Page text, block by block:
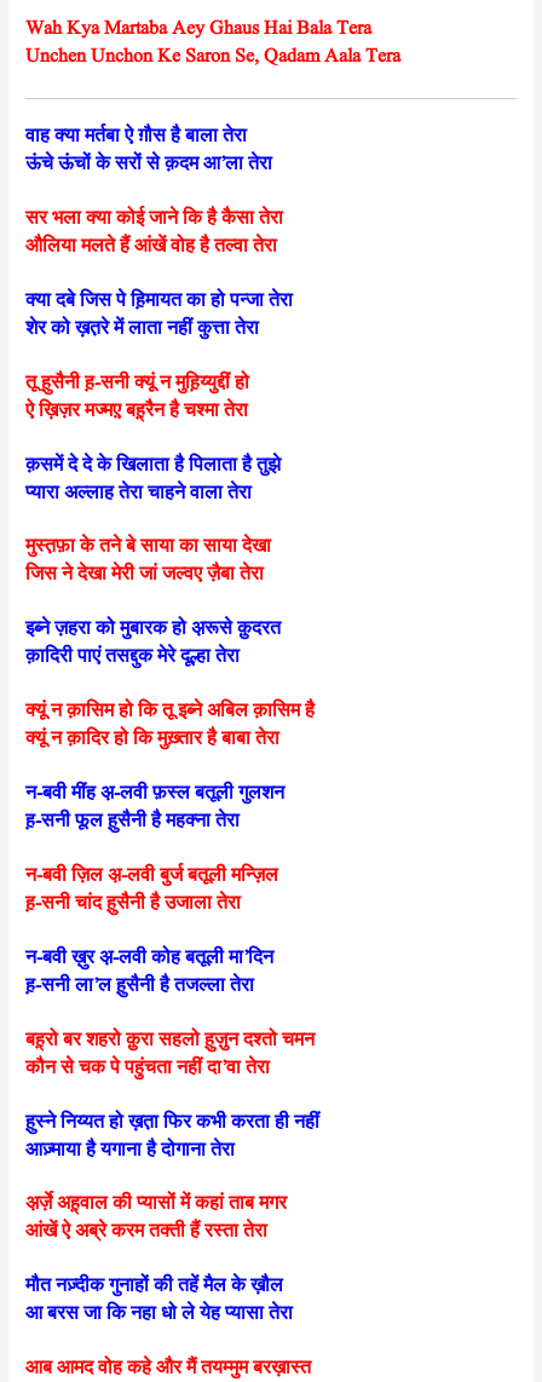
Wah Kya Martaba Aey Ghaus Hai Bala Tera
Unchen Unchon Ke Saron Se, Qadam Aala Tera
वाह क्या मर्तबा ऐ ग़ौस है बाला तेरा
ऊंचे ऊंचों के सरों से क़दम आ’ला तेरा
सर भला क्या कोई जाने कि है कैसा तेरा
औलिया मलते हैं आंखें वोह है तल्वा तेरा
क्या दबे जिस पे ह़िमायत का हो पन्जा तेरा
शेर को ख़त़रे में लाता नहीं कुत्ता तेरा
तू ह़ुसैनी ह़-सनी क्यूं न मुह़िय्युद्दीं हो
ऐ ख़िज़र मज्मए़ बह़्‌रैन है चश्मा तेरा
क़समें दे दे के खिलाता है पिलाता है तुझे
प्यारा अल्लाह तेरा चाहने वाला तेरा
मुस्त़फ़ा के तने बे साया का साया देखा
जिस ने देखा मेरी जां जल्वए ज़ैबा तेरा
इब्ने ज़हरा को मुबारक हो अ़रूसे क़ुदरत
क़ादिरी पाएं तसद्दुक मेरे दूल्हा तेरा
क्यूं न क़ासिम हो कि तू इब्ने अबिल क़ासिम है
क्यूं न क़ादिर हो कि मुख़्तार है बाबा तेरा
न-बवी मींह अ़-लवी फ़स्ल बतूली गुलशन
ह़-सनी फूल ह़ुसैनी है महक्ना तेरा
न-बवी ज़िल अ़-लवी बुर्ज बतूली मन्ज़िल
ह़-सनी चांद ह़ुसैनी है उजाला तेरा
न-बवी ख़ुर अ़-लवी कोह बतूली मा’दिन
ह़-सनी ला’ल ह़ुसैनी है तजल्ला तेरा
बह़्‌रो बर शहरो क़ुरा सहलो ह़ुज़ुन दश्तो चमन
कौन से चक पे पहुंचता नहीं दा’वा तेरा
ह़ुस्ने निय्यत हो ख़त़ा फिर कभी करता ही नहीं
आज़्माया है यगाना है दोगाना तेरा
अ़र्ज़े अह़्‌वाल की प्यासों में कहां ताब मगर
आंखें ऐ अब्रे करम तक्ती हैं रस्ता तेरा
मौत नज़्दीक गुनाहों की तहें मैल के ख़ौल
आ बरस जा कि नहा धो ले येह प्यासा तेरा
आब आमद वोह कहे और मैं तयम्मुम बरख़ास्त